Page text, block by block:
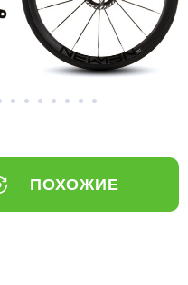
ПОХОЖИЕ